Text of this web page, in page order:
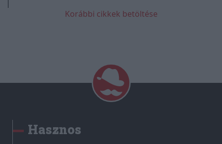
Korábbi cikkek betöltése
Hasznos